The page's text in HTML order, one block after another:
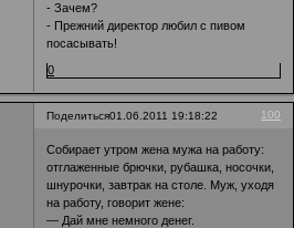
- Зачем?
- Прежний директор любил с пивом
посасывать!
0
Поделиться 100
01.06.2011 19:18:22
Собирает утром жена мужа на работу:
отглаженные брючки, рубашка, носочки,
шнурочки, завтрак на столе. Муж, уходя
на работу, говорит жене:
— Дай мне немного денег.